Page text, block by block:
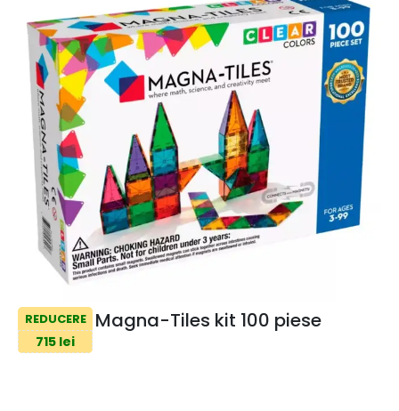
REDUCERE
715 lei
Magna-Tiles kit 100 piese